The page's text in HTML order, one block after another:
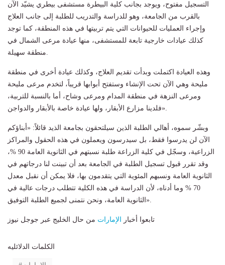
التسجيل مفتوح، ويوجد بجانب كلية البيطرة مستشفى بيطري يشيّد الآن
بالقرب من الجامعة، وهو للدراسة والتدريب للطلبة إلى جانب العلاج
وإجراء العمليات للحيوانات التي يتم تربيتها في هذه المنطقة، كما توجد
كذلك عيادات خارجية تابعة للمستشفى، منها عيادة مرعى الشمال في
منطقة سهيلة.
وهذه العيادة اكتملت وبدأت تقديم العلاج، وكذلك عيادة أخرى في منطقة
مليحة وهي الآن تحت الإنشاء وستفتح أبوابها قريباً، لتخدم مرعى مليحة
ومرعى النزهة في منطقة المدام ومرعى وشاح، أما بالنسبة للتربية،
فلدينا مزارع الأبقار، ولها عيادة خاصة بالأبقار والدواجن».
وبشّر سموه، أهالي الطلبة الذين سيلتحقون بجامعة الذيد قائلاً: «أبناؤكم
الآن لن يدرسوا فقط، بل سيدرسون ويعملون في هذه الحقول والمراكز
الزراعية، وسجّل في كلية الزراعة طلبة نسبتهم في الثانوية العامة 90 %،
وقد تقرر قبول تسجيل الطلبة في الجامعة بعد أن تبينت لنا درجاتهم في
الثانوية العامة ونسبهم المئوية التي يتقدمون بها، فلا يمكن أن نقبل معدل
70 % وما أدناه، لأن الدراسة في هذه الكلية تتطلب درجات عالية في
الثانوية العامة، ونحن نتمنى لجميع الطلبة التوفيق».
تابعوا أخبار الإمارات من حال الخليج عبر جوجل نيوز
الكلمات الدلائليه